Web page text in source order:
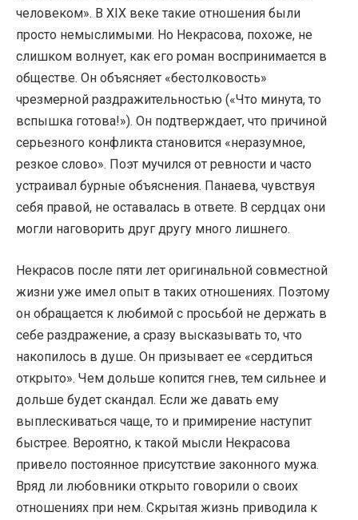
человеком». В XIX веке такие отношения были
просто немыслимыми. Но Некрасова, похоже, не
слишком волнует, как его роман воспринимается в
обществе. Он объясняет «бестолковость»
чрезмерной раздражительностью («Что минута, то
вспышка готова!»). Он подтверждает, что причиной
серьезного конфликта становится «неразумное,
резкое слово». Поэт мучился от ревности и часто
устраивал бурные объяснения. Панаева, чувствуя
себя правой, не оставалась в ответе. В сердцах они
могли наговорить друг другу много лишнего.
Некрасов после пяти лет оригинальной совместной
жизни уже имел опыт в таких отношениях. Поэтому
он обращается к любимой с просьбой не держать в
себе раздражение, а сразу высказывать то, что
накопилось в душе. Он призывает ее «сердиться
открыто». Чем дольше копится гнев, тем сильнее и
дольше будет скандал. Если же давать ему
выплескиваться чаще, то и примирение наступит
быстрее. Вероятно, к такой мысли Некрасова
привело постоянное присутствие законного мужа.
Вряд ли любовники открыто говорили о своих
отношениях при нем. Скрытая жизнь приводила к